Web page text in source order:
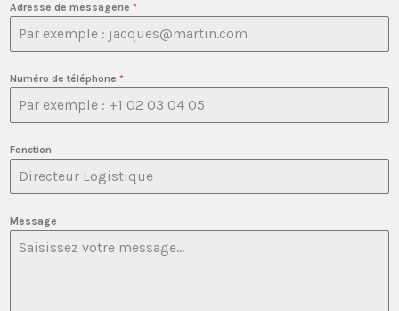
Adresse de messagerie*
Numéro de téléphone*
Fonction
Message